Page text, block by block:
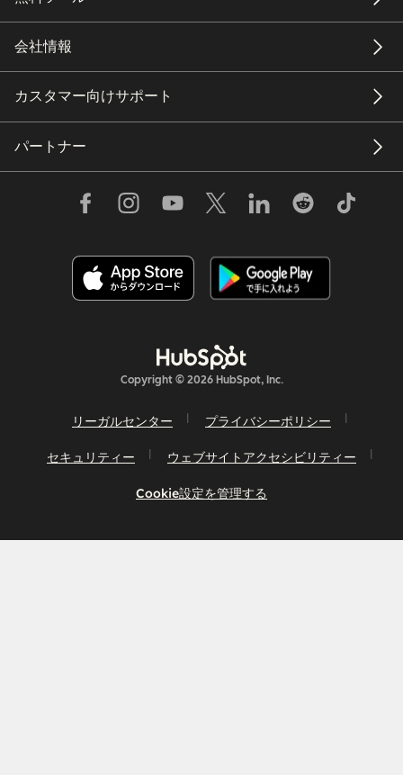
会社情報
カスタマー向けサポート
パートナー
Copyright © 2026 HubSpot, Inc.
リーガルセンター プライバシーポリシー
セキュリティー ウェブサイトアクセシビリティー
Cookie設定を管理する